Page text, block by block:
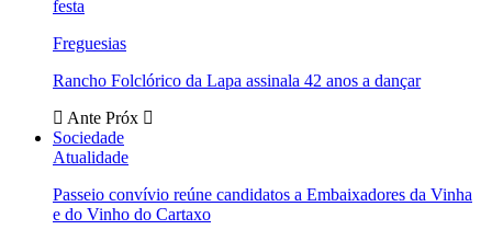
festa
Freguesias
Rancho Folclórico da Lapa assinala 42 anos a dançar
Ante Próx
Sociedade
Atualidade
Passeio convívio reúne candidatos a Embaixadores da Vinha
e do Vinho do Cartaxo